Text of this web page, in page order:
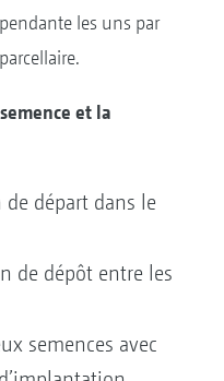
les uns par
et la
départ dans le
de dépôt entre les
semences avec